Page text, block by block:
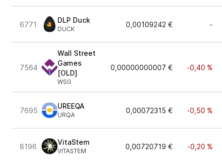
6771
DLP Duck
DUCK
0,00109242 € -
7564
Wall Street
Games
[OLD]
WSG
0,00000000007 € -0,40 %
7695
UREEQA
URQA
0,00072315 € -0,50 %
8196
VitaStem
VITASTEM
0,00720719 € -0,20 %